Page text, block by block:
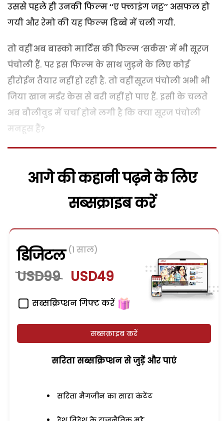
उससे पहले ही उनकी फिल्म ‘‘ए फ्लाइंग जट्ट’’ असफल हो
गयी और रेमो की यह फिल्म डिब्बे में चली गयी.
तो वहीं अब बास्को मार्टिस की फिल्म ‘सर्कस’ में भी सूरज
पंचोली हैं. पर इस फिल्म के साथ जुड़ने के लिए कोई
हीरोईन तैयार नहीं हो रही है. तो वहीं सूरज पंचोली अभी भी
जिया खान मर्डर केस से बरी नहीं हो पाए हैं. इसी के चलते
अब बौलीवुड में चर्चा होने लगी है कि क्या सूरज पंचोली
मनहूस हैं?
आगे की कहानी पढ़ने के लिए
सब्सक्राइब करें
डिजिटल (1 साल)
USD99 USD49
सब्सक्रिप्शन गिफ्ट करें
सब्सक्राइब करें
सरिता सब्सक्रिप्शन से जुड़ेें और पाएं
सरिता मैगजीन का सारा कंटेंट